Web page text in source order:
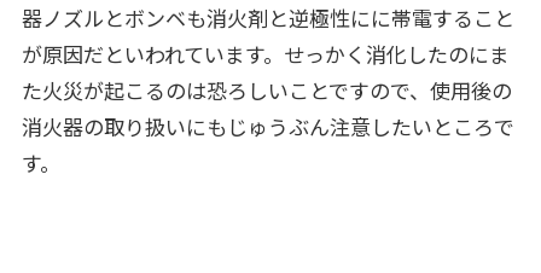
器ノズルとボンベも消火剤と逆極性にに帯電すること
が原因だといわれています。せっかく消化したのにま
た火災が起こるのは恐ろしいことですので、使用後の
消火器の取り扱いにもじゅうぶん注意したいところで
す。